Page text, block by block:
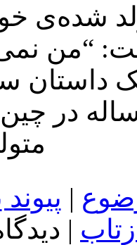
متولد شده‌ی
“من
داستان
و حقیقت دارد: یک
| پیوند
|